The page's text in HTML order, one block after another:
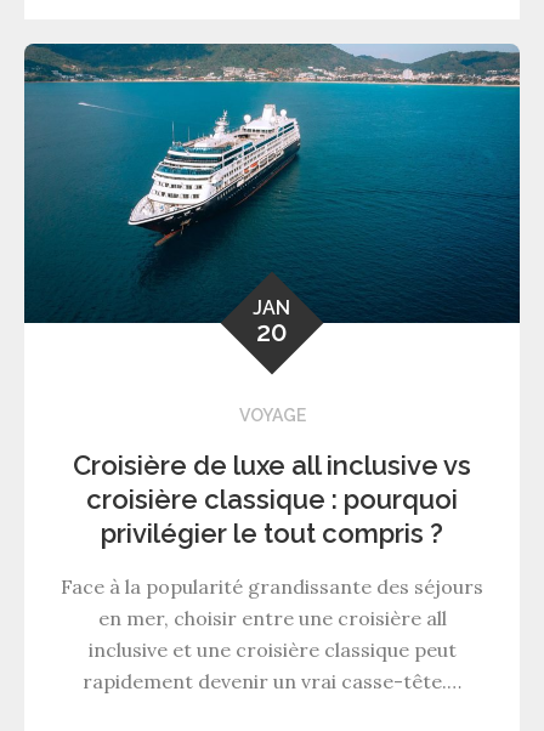
JAN
20
VOYAGE
Croisière de luxe all inclusive vs
croisière classique : pourquoi
privilégier le tout compris ?
Face à la popularité grandissante des séjours
en mer, choisir entre une croisière all
inclusive et une croisière classique peut
rapidement devenir un vrai casse-tête.…